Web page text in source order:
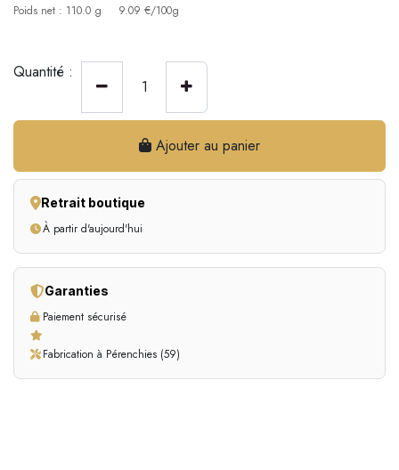
Poids net : 110.0 g 9.09 €/100g
Quantité :
Ajouter au panier
Retrait boutique
À partir d'aujourd'hui
Garanties
Paiement sécurisé
Fabrication à Pérenchies (59)